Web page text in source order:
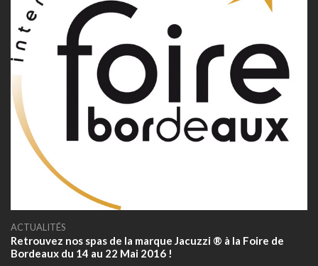
ACTUALITÉS
Retrouvez nos spas de la marque Jacuzzi ® à la Foire de
Bordeaux du 14 au 22 Mai 2016 !